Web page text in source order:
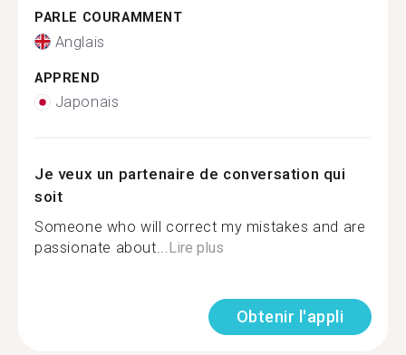
PARLE COURAMMENT
Anglais
APPREND
Japonais
Je veux un partenaire de conversation qui
soit
Someone who will correct my mistakes and are
passionate about...Lire plus
Obtenir l'appli